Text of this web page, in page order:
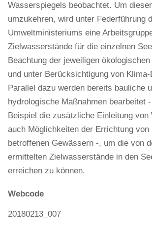
Wasserspiegels beobachtet. Um
umzukehren, wird unter Federführung
Umweltministeriums eine
Zielwasserstände für die einzelnen
Beachtung der jeweiligen
und unter Berücksichtigung von
Parallel dazu werden bereits bauliche
hydrologische Maßnahmen bearbeitet
Beispiel die zusätzliche Einleitung von
auch Möglichkeiten der Errichtung von
betroffenen Gewässern -, um die von
ermittelten Zielwasserstände in den
erreichen zu können.
Webcode
20180213_007